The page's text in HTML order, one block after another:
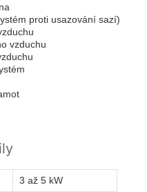
proti usazování sazí)
vzduchu
3 až 5 kW